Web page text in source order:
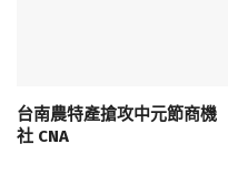
台南農特產搶攻中元節商
社 CNA